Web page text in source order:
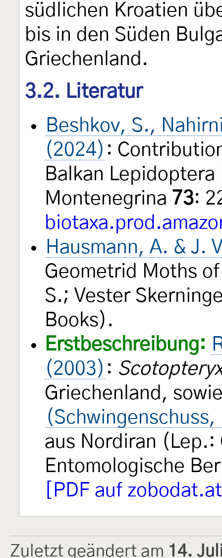
südlichen Kroatien
bis in den Süden
Griechenland.
3.2. Literatur
Beshkov, S.,
(2024) :
Balkan
Montenegrina 73:
Hausmann, A. & J.
Geometrid Moths
S.; Vester
Books).
Erstbeschreibung:
(2003) :
Griechenland,
(Schwingenschuss,
aus Nordiran
Entomologische
[PDF auf
Zuletzt geändert am 14.